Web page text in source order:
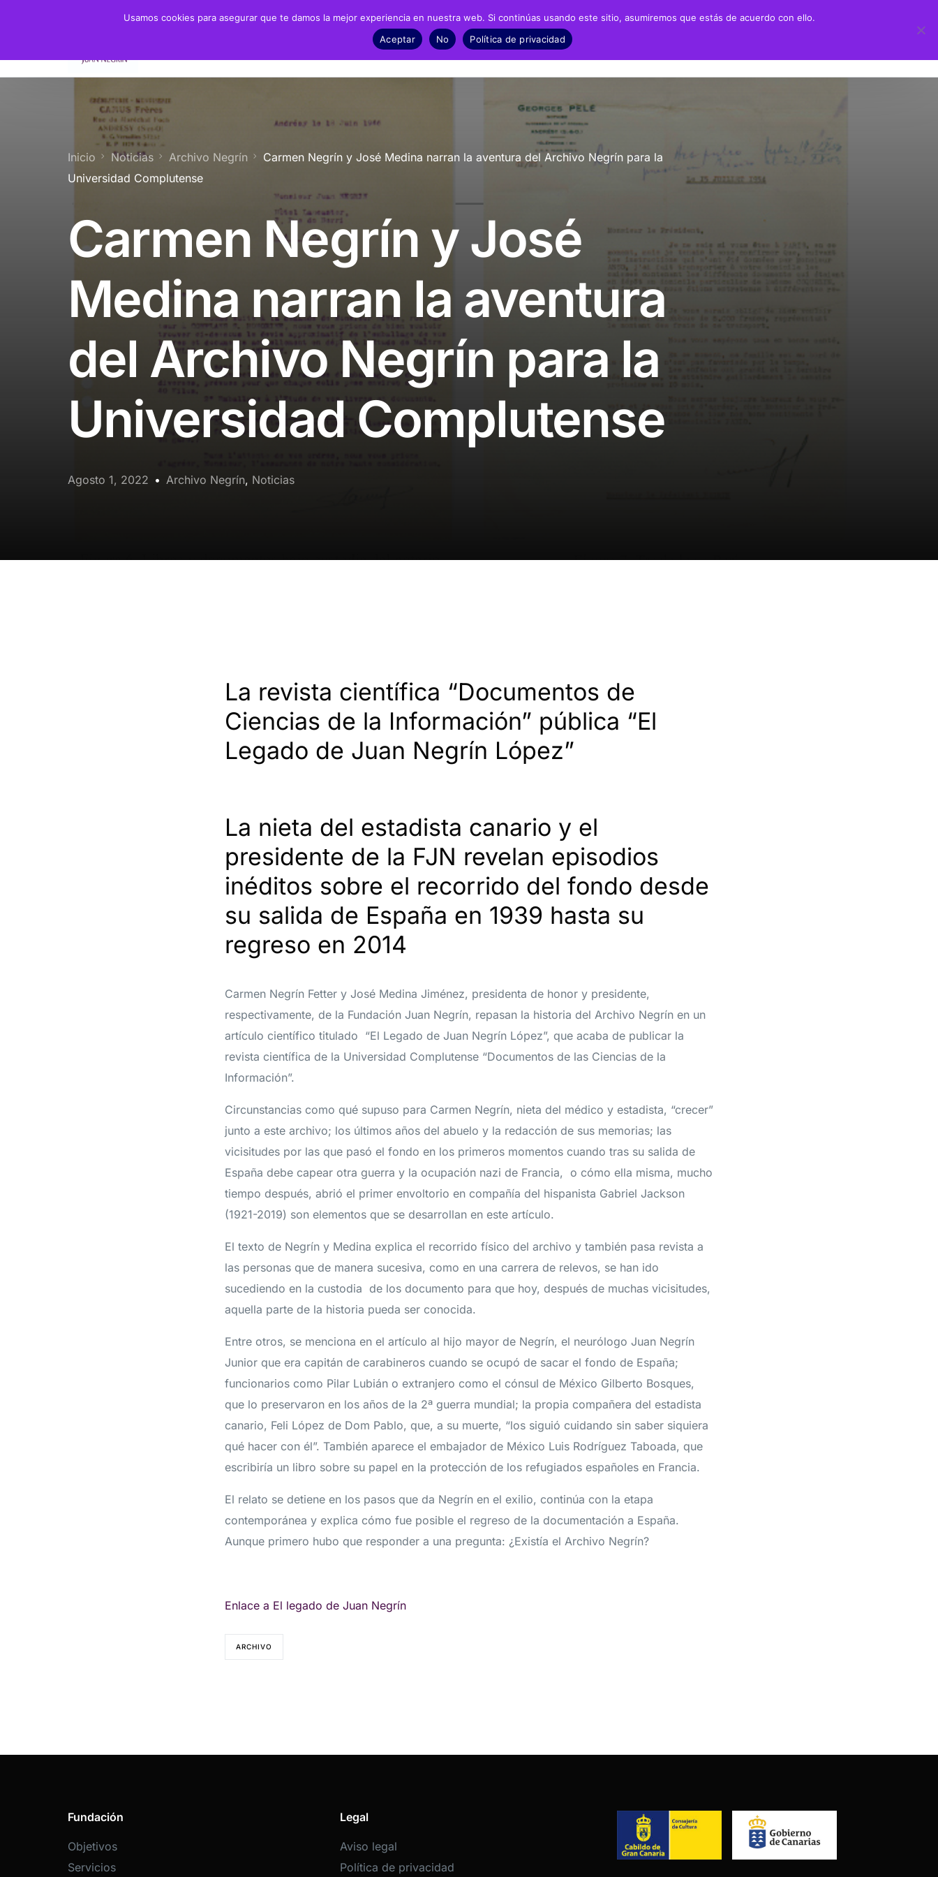
Patronato y Consejo
Servicios
Biografía
Recursos
Recursos Audiovisuales
Presencia en prensa
Dossieres de prensa
Fotonoticias
Noticias
Exposición Juan Negrín UN CANARIO EN LA HISTORIA
Infantil y Primaria
ESO y Bachillerato
Información institucional
Información sobre la organización
Ayudas y subvenciones
Políticas y códigos éticos
Inicio Noticias Archivo Negrín
Carmen Negrín y José Medina narran la aventura del Archivo Negrín para la
Universidad Complutense
Carmen Negrín y José
Medina narran la aventura
del Archivo Negrín para la
Universidad Complutense
Agosto 1, 2022 Archivo Negrín, Noticias
La revista científica “Documentos de
Ciencias de la Información” pública “El
Legado de Juan Negrín López”
La nieta del estadista canario y el
presidente de la FJN revelan episodios
inéditos sobre el recorrido del fondo desde
su salida de España en 1939 hasta su
regreso en 2014
Carmen Negrín Fetter y José Medina Jiménez, presidenta de honor y presidente,
respectivamente, de la Fundación Juan Negrín, repasan la historia del Archivo Negrín en un
artículo científico titulado “El Legado de Juan Negrín López”, que acaba de publicar la
revista científica de la Universidad Complutense “Documentos de las Ciencias de la
Información”.
Circunstancias como qué supuso para Carmen Negrín, nieta del médico y estadista, “crecer”
junto a este archivo; los últimos años del abuelo y la redacción de sus memorias; las
vicisitudes por las que pasó el fondo en los primeros momentos cuando tras su salida de
España debe capear otra guerra y la ocupación nazi de Francia, o cómo ella misma, mucho
tiempo después, abrió el primer envoltorio en compañía del hispanista Gabriel Jackson
(1921-2019) son elementos que se desarrollan en este artículo.
El texto de Negrín y Medina explica el recorrido físico del archivo y también pasa revista a
las personas que de manera sucesiva, como en una carrera de relevos, se han ido
sucediendo en la custodia de los documento para que hoy, después de muchas vicisitudes,
aquella parte de la historia pueda ser conocida.
Entre otros, se menciona en el artículo al hijo mayor de Negrín, el neurólogo Juan Negrín
Junior que era capitán de carabineros cuando se ocupó de sacar el fondo de España;
funcionarios como Pilar Lubián o extranjero como el cónsul de México Gilberto Bosques,
que lo preservaron en los años de la 2ª guerra mundial; la propia compañera del estadista
canario, Feli López de Dom Pablo, que, a su muerte, “los siguió cuidando sin saber siquiera
qué hacer con él”. También aparece el embajador de México Luis Rodríguez Taboada, que
escribiría un libro sobre su papel en la protección de los refugiados españoles en Francia.
El relato se detiene en los pasos que da Negrín en el exilio, continúa con la etapa
contemporánea y explica cómo fue posible el regreso de la documentación a España.
Aunque primero hubo que responder a una pregunta: ¿Existía el Archivo Negrín?
Enlace a El legado de Juan Negrín
ARCHIVO
Fundación
Objetivos
Servicios
Legal
Aviso legal
Política de privacidad
Usamos cookies para asegurar que te damos la mejor experiencia en nuestra web. Si continúas usando este sitio, asumiremos que estás de acuerdo con ello.
Aceptar
No Política de privacidad